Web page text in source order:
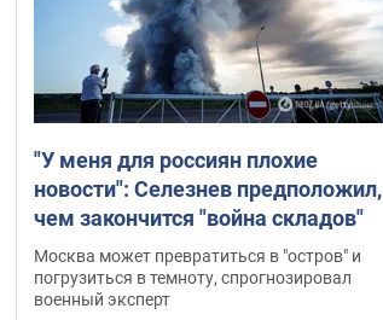
"У меня для россиян плохие
новости": Селезнев предположил,
чем закончится "война складов"
Москва может превратиться в "остров" и
погрузиться в темноту, спрогнозировал
военный эксперт